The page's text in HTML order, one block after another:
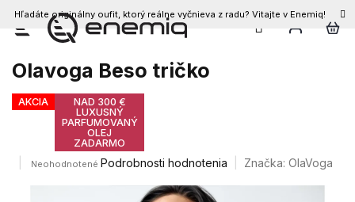
Prejsť
obsah
Hľadáte originálny oufit, ktorý reálne vyčnieva z radu? Vitajte v Enemiq!
Olavoga Beso tričko
AKCIA
NAD 300 €
LUXUSNÝ
PARFUMOVANÝ
OLEJ
ZADARMO
Priemerné
Neohodnotené Podrobnosti hodnotenia Značka: OlaVoga